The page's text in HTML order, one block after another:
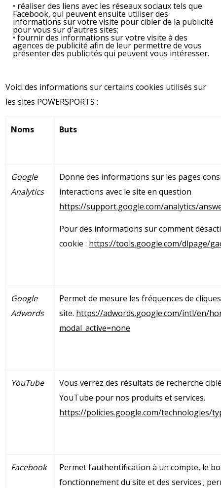
réaliser des liens avec les réseaux sociaux tels que
Facebook, qui peuvent ensuite utiliser des
informations sur votre visite pour cibler de la publicité
pour vous sur d'autres sites;
fournir des informations sur votre visite à des
agences de publicité afin de leur permettre de vous
présenter des publicités qui peuvent vous intéresser.
Voici des informations sur certains cookies utilisés sur
les sites POWERSPORTS :
Noms Buts
Google
Analytics
Donne des informations sur les pages
interactions avec le site en question
https://support.google.com/analytics/
Pour des informations sur comment
cookie : https://tools.google.com/dlpage/
Google
Adwords
Permet de mesure les fréquences de
site. https://adwords.google.com/intl/en/
modal_active=none
YouTube
Vous verrez des résultats de recherche
YouTube pour nos produits et services.
https://policies.google.com/technologies/
Facebook
Permet l’authentification à un compte, le
fonctionnement du site et des services ;